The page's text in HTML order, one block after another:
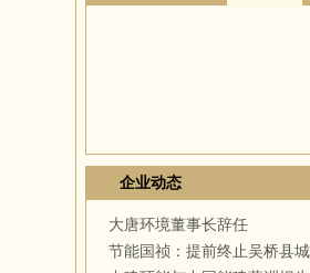
企业动态
大唐环境董事长辞任